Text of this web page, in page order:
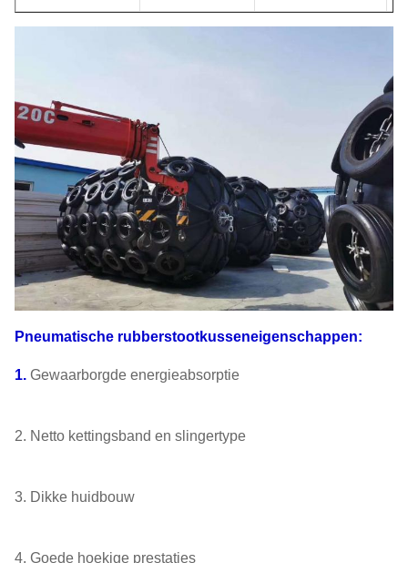
Pneumatische rubberstootkusseneigenschappen:
1. Gewaarborgde energieabsorptie
2. Netto kettingsband en slingertype
3. Dikke huidbouw
4. Goede hoekige prestaties